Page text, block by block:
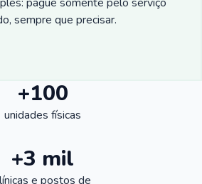
sempre que precisar.
+100
unidades físicas
+3 mil
e postos de